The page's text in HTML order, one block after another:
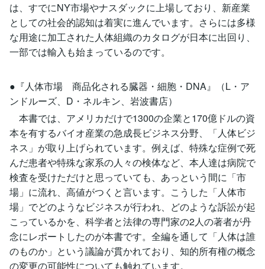
は、すでにNY市場やナスダックに上場しており、新産業
としての社会的認知は着実に進んでいます。さらには多様
な用途に加工された人体組織のカタログが日本に出回り、
一部では輸入も始まっているのです。
●『人体市場 商品化される臓器・細胞・DNA』（L・ア
ンドルーズ、D・ネルキン、岩波書店）
本書では、アメリカだけで1300の企業と170億ドルの資
本を有するバイオ産業の急成長ビジネス分野、「人体ビジ
ネス」が取り上げられています。例えば、特殊な症例で死
んだ患者や特殊な家系の人々の検体など、本人達は病院で
検査を受けただけと思っていても、あっという間に「市
場」に流れ、高値がつくと言います。こうした「人体市
場」でどのようなビジネスが行われ、どのような訴訟が起
こっているかを、科学者と法律の専門家の2人の著者が丹
念にレポートしたのが本書です。全編を通して「人体は誰
のものか」という議論が貫かれており、知的所有権の概念
の変更の可能性についても触れています。